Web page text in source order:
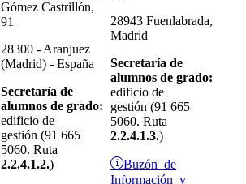
Gómez Castrillón,
91
28300 - Aranjuez
(Madrid) - España
Secretaría de
alumnos de grado:
edificio de
gestión (91 665
5060. Ruta
2.2.4.1.2.)
28943 Fuenlabrada,
Madrid
Secretaría de
alumnos de grado:
edificio de
gestión (91 665
5060. Ruta
2.2.4.1.3.)
Buzón de
Información y